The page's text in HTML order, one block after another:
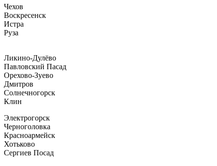
Чехов
Воскресенск
Истра
Руза
Ликино-Дулёво
Павловский Пасад
Орехово-Зуево
Дмитров
Солнечногорск
Клин
Электрогорск
Черноголовка
Красноармейск
Хотьково
Сергиев Посад